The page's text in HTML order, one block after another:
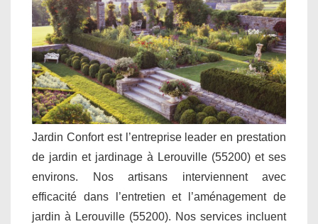
Jardin Confort est l’entreprise leader en prestation
de jardin et jardinage à Lerouville (55200) et ses
environs. Nos artisans interviennent avec
efficacité dans l’entretien et l’aménagement de
jardin à Lerouville (55200). Nos services incluent